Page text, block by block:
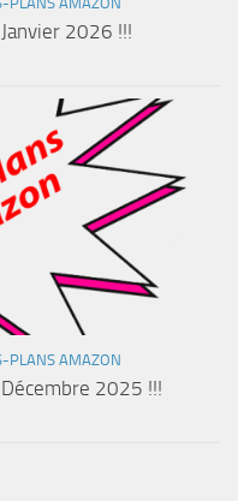
2026 !!!
PLANS AMAZON
2025 !!!